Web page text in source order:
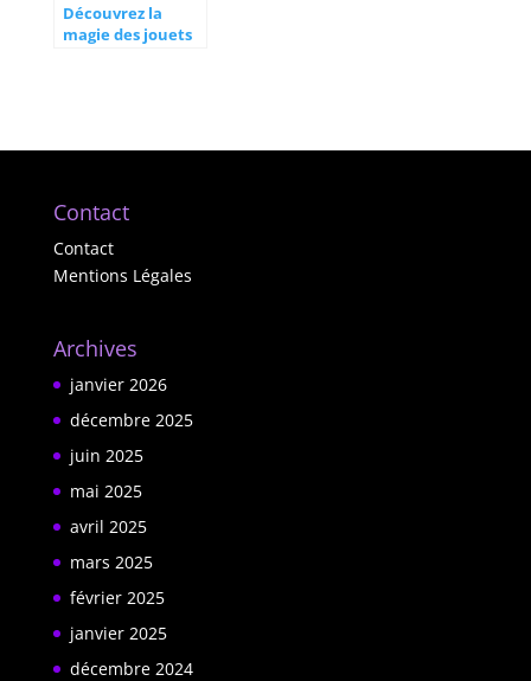
Découvrez la
magie des jouets
Contact
Contact
Mentions Légales
Archives
janvier 2026
décembre 2025
juin 2025
mai 2025
avril 2025
mars 2025
février 2025
janvier 2025
décembre 2024